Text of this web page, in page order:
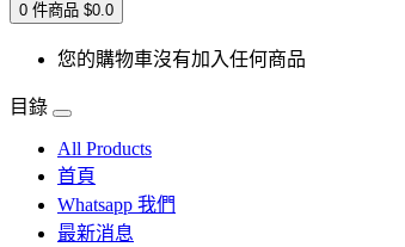
0 件商品 $0.0
您的購物車沒有加入任何商品
目錄
All Products
首頁
Whatsapp 我們
最新消息